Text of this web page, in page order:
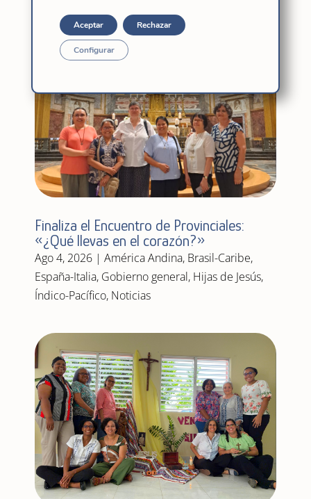
Finaliza el Encuentro de Provinciales:
«¿Qué llevas en el corazón?»
Ago 4, 2026| América Andina, Brasil-Caribe,
España-Italia, Gobierno general, Hijas de Jesús,
Índico-Pacífico, Noticias
Aceptar Rechazar
Configurar